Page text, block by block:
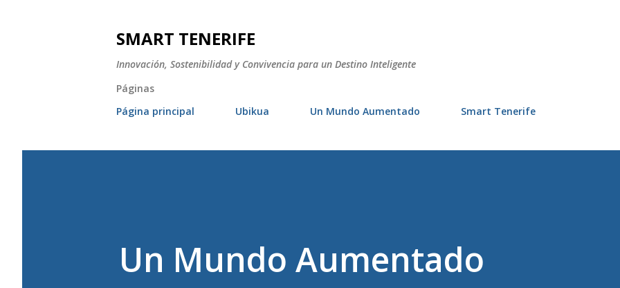
SMART TENERIFE
Innovación, Sostenibilidad y Convivencia para un Destino Inteligente
Páginas
Página principal
Ubikua Un Mundo Aumentado Smart Tenerife
Un Mundo Aumentado